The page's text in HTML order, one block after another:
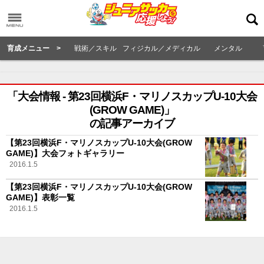
育成メニュー > 戦術／スキル フィジカル／メディカル メンタル
「大会情報 - 第23回横浜F・マリノスカップU-10大会
(GROW GAME)」
の記事アーカイブ
【第23回横浜F・マリノスカップU-10大会(GROW
GAME)】大会フォトギャラリー
2016.1.5
【第23回横浜F・マリノスカップU-10大会(GROW
GAME)】表彰一覧
2016.1.5